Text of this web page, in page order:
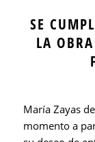
SE
LA
María Zayas
momento a